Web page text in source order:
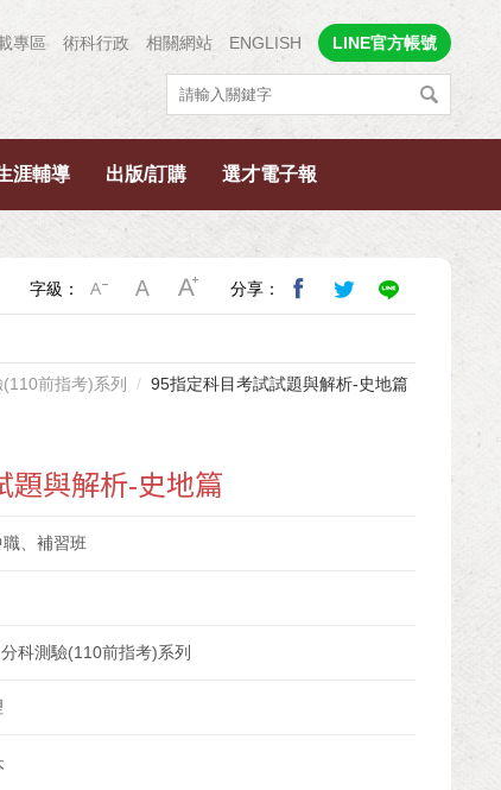
專區 術科行政 相關網站 ENGLISH LINE官方帳號
涯輔導 出版/訂購 選才電子報
字級： 分享：
前指考)系列 95指定科目考試試題與解析-史地篇
題與解析-史地篇
、補習班
科測驗(110前指考)系列